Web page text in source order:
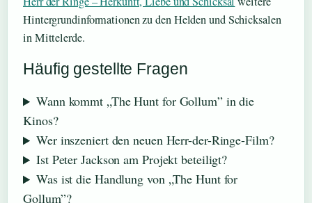
Hintergrundinformationen zu den Helden und Schicksalen
in Mittelerde.
Häufig gestellte Fragen
Wann kommt „The Hunt for Gollum” in die
Kinos?
Wer inszeniert den neuen Herr-der-Ringe-Film?
Ist Peter Jackson am Projekt beteiligt?
Was ist die Handlung von „The Hunt for
Gollum”?